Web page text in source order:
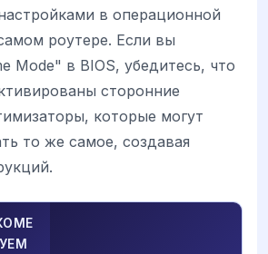
в операционной
роутере. Если вы
Mode" в BIOS, убедитесь, что
сторонние
которые могут
то же самое, создавая